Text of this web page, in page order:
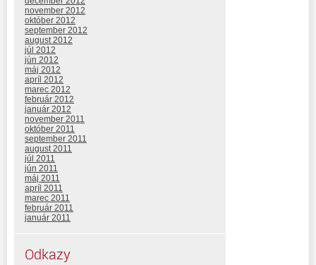
november 2012
október 2012
september 2012
august 2012
júl 2012
jún 2012
máj 2012
apríl 2012
marec 2012
február 2012
január 2012
november 2011
október 2011
september 2011
august 2011
júl 2011
jún 2011
máj 2011
apríl 2011
marec 2011
február 2011
január 2011
Odkazy